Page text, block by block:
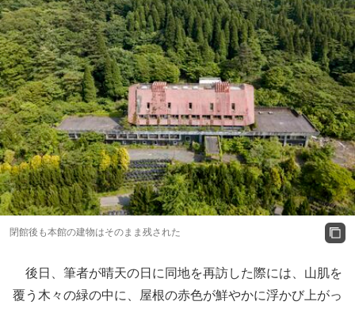
閉館後も本館の建物はそのまま残された
後日、筆者が晴天の日に同地を再訪した際には、山肌を
覆う木々の緑の中に、屋根の赤色が鮮やかに浮かび上がっ